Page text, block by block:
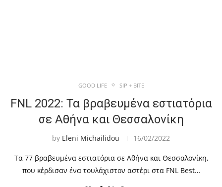
GOOD LIFE SIP + BITE
FNL 2022: Τα βραβευμένα εστιατόρια
σε Αθήνα και Θεσσαλονίκη
by Eleni Michailidou 16/02/2022
Tα 77 βραβευμένα εστιατόρια σε Αθήνα και Θεσσαλονίκη,
που κέρδισαν ένα τουλάχιστον αστέρι στα FNL Best…